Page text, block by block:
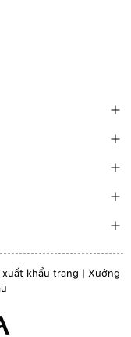
khẩu trang | Xưởng